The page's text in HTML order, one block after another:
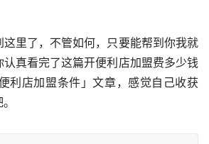
里了，不管如何，只要能帮到你我就
真看完了这篇开便利店加盟费多少钱
利店加盟条件」文章，感觉自己收获